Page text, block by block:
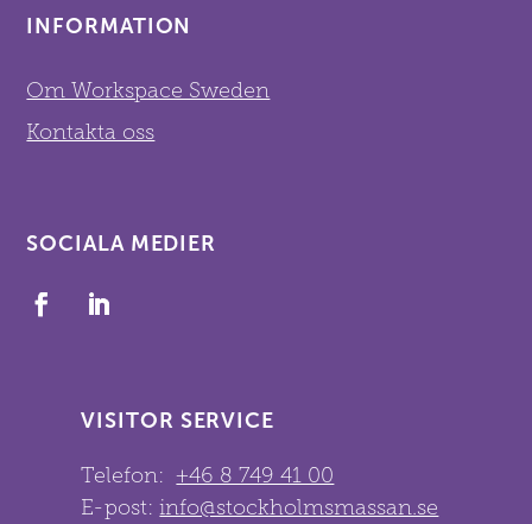
INFORMATION
Om Workspace Sweden
Kontakta oss
SOCIALA MEDIER
VISITOR SERVICE
Telefon:+46 8 749 41 00
E-post:info@stockholmsmassan.se